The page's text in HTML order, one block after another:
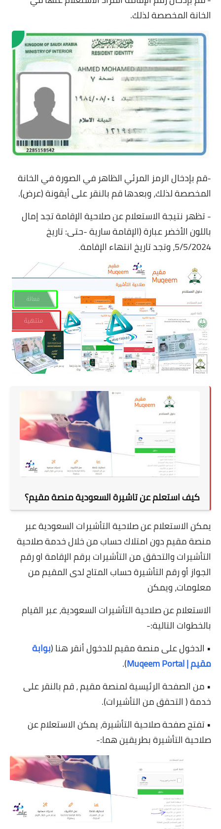
الخانة المخصصة لذلك.
-قم بإدخال الرمز المرئي الظاهر في الصورة في الخانة
المخصصة لذلك، وبعدها قم بالنقر على أيقونة (عرض).
- تظهر نتيجة الاستعلام عن صلاحية الإقامة تجد إمال
باللون الأخضر عبارة (الإقامة سارية -حتى: تاريخ
5/5/2024، وتجد تاريخ انتهاء الإقامة.
كيف استعلم عن تاشيرة السعودية منصة مقيم؟
يمكن الاستعلام عن صلاحية التأشيرات السعودية عبر
منصة مقيم دون امتلاك حساب من خلال خدمة صلاحية
التأشيرات والتحقق من التأشيرات برقم الإقامة او رقم
الجواز أو رقم التأشيرة حساب المتاح لدى المقيم من
معلومات، ويمكن
الاستعلام عن صلاحية التأشيرات السعودية، عبر القيام
بالخطوات التالية:-
• الدخول على منصة مقيم للدخول أنقر هنا (بوابة
مقيم | Muqeem Portal
).
• من الصفحة الرئيسية لمنصة مقيم ، قم بالنقر على
خدمة ( التحقق من التأشيرات).
• تفتح صفحة صلاحية التأشيرة، يمكن الاستعلام عن
صلاحية التأشيرة بطريقين هما:-